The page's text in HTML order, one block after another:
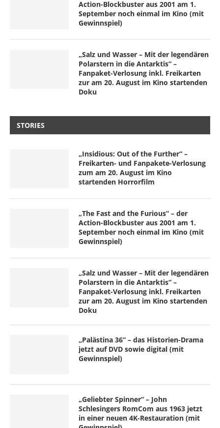
Action-Blockbuster aus 2001 am 1.
September noch einmal im Kino (mit
Gewinnspiel)
„Salz und Wasser – Mit der legendären
Polarstern in die Antarktis“ –
Fanpaket-Verlosung inkl. Freikarten
zur am 20. August im Kino startenden
Doku
STORIES
„Insidious: Out of the Further“ –
Freikarten- und Fanpakete-Verlosung
zum am 20. August im Kino
startenden Horrorfilm
„The Fast and the Furious“ – der
Action-Blockbuster aus 2001 am 1.
September noch einmal im Kino (mit
Gewinnspiel)
„Salz und Wasser – Mit der legendären
Polarstern in die Antarktis“ –
Fanpaket-Verlosung inkl. Freikarten
zur am 20. August im Kino startenden
Doku
„Palästina 36“ – das Historien-Drama
jetzt auf DVD sowie digital (mit
Gewinnspiel)
„Geliebter Spinner“ – John
Schlesingers RomCom aus 1963 jetzt
in einer neuen 4K-Restauration (mit